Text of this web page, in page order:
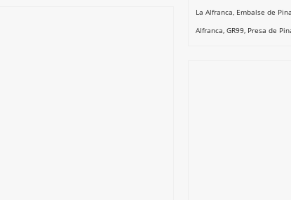
La Alfranca, Embalse de Pina
Alfranca, GR99, Presa de